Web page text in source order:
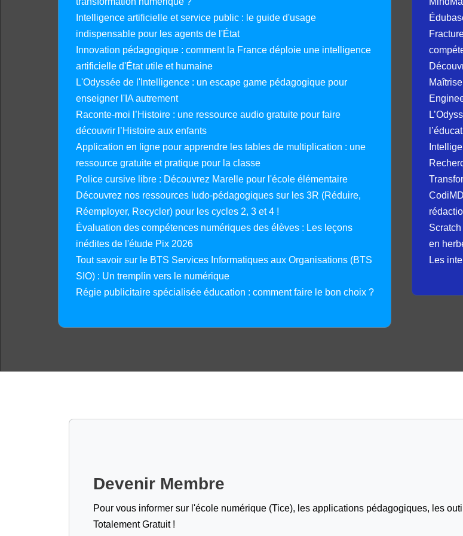
Intelligence artificielle et service public : le guide d'usage
indispensable pour les agents de l'État
Innovation pédagogique : comment la France déploie une intelligence
artificielle d'État utile et humaine
L'Odyssée de l'Intelligence : un escape game pédagogique pour
enseigner l'IA autrement
Raconte-moi l’Histoire : une ressource audio gratuite pour faire
découvrir l’Histoire aux enfants
Application en ligne pour apprendre les tables de multiplication : une
ressource gratuite et pratique pour la classe
Police cursive libre : Découvrez Marelle pour l'école élémentaire
Découvrez nos ressources ludo-pédagogiques sur les 3R (Réduire,
Réemployer, Recycler) pour les cycles 2, 3 et 4 !
Évaluation des compétences numériques des élèves : Les leçons
inédites de l'étude Pix 2026
Tout savoir sur le BTS Services Informatiques aux Organisations (BTS
SIO) : Un tremplin vers le numérique
Régie publicitaire spécialisée éducation : comment faire le bon choix ?
en
Les
Devenir Membre
Pour vous informer sur l'école numérique (Tice), les applications pédagogiques, les
Totalement Gratuit !